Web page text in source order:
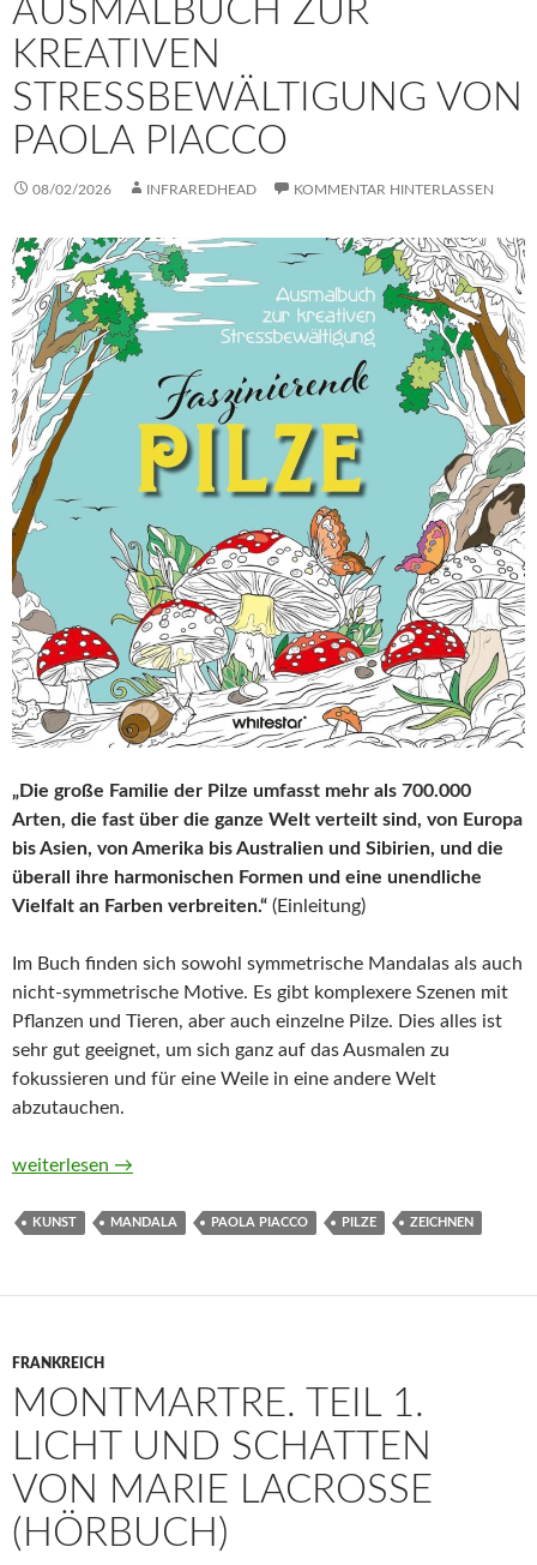
AUSMALBUCH ZUR
KREATIVEN
STRESSBEWÄLTIGUNG VON
PAOLA PIACCO
08/02/2026 INFRAREDHEAD KOMMENTAR HINTERLASSEN
„Die große Familie der Pilze umfasst mehr als 700.000
Arten, die fast über die ganze Welt verteilt sind, von Europa
bis Asien, von Amerika bis Australien und Sibirien, und die
überall ihre harmonischen Formen und eine unendliche
Vielfalt an Farben verbreiten.“ (Einleitung)
Im Buch finden sich sowohl symmetrische Mandalas als auch
nicht-symmetrische Motive. Es gibt komplexere Szenen mit
Pflanzen und Tieren, aber auch einzelne Pilze. Dies alles ist
sehr gut geeignet, um sich ganz auf das Ausmalen zu
fokussieren und für eine Weile in eine andere Welt
abzutauchen.
Faszinierende Pilze. Ausmalbuch zur kreativen
weiterlesen →
KUNST MANDALA PAOLA PIACCO PILZE ZEICHNEN
FRANKREICH
MONTMARTRE. TEIL 1.
LICHT UND SCHATTEN
VON MARIE LACROSSE
(HÖRBUCH)